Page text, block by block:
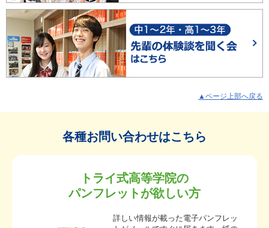
▲ページ上部へ戻る
各種お問い合わせはこちら
トライ式高等学院の
パンフレットが欲しい方
詳しい情報が載った電子パンフレッ